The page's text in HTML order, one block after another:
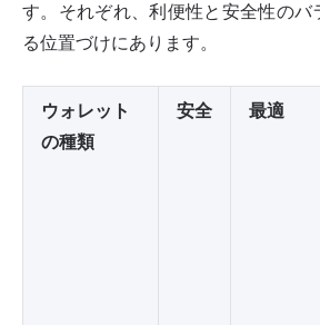
す。それぞれ、利便性と安全性のバ
る位置づけにあります。
ウォレット
の種類
安全 最適